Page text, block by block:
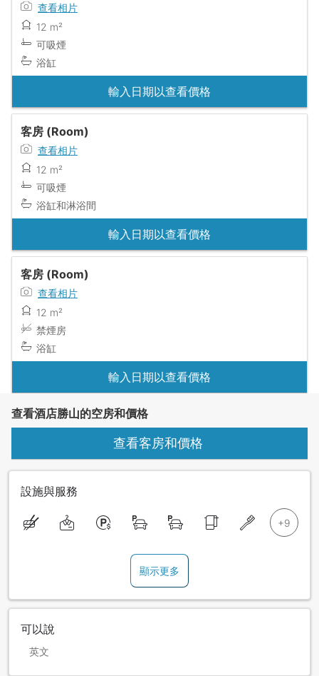
查看相片
12 m²
可吸煙
浴缸
輸入日期以查看價格
客房 (Room)
查看相片
12 m²
可吸煙
浴缸和淋浴間
輸入日期以查看價格
客房 (Room)
查看相片
12 m²
禁煙房
浴缸
輸入日期以查看價格
查看酒店勝山的空房和價格
查看客房和價格
設施與服務
顯示更多
可以說
英文